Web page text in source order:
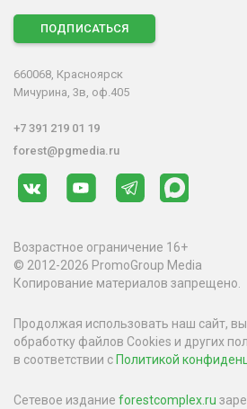
ПОДПИСАТЬСЯ
660068, Красноярск
Мичурина, 3в, оф.405
+7 391 219 01 19
forest@pgmedia.ru
Возрастное ограничение 16+
© 2012-2026 PromoGroup Media
Копирование материалов запрещено.
Продолжая использовать наш сайт,
обработку файлов Cookies и других
в соответствии с Политикой
Сетевое издание forestcomplex.ru